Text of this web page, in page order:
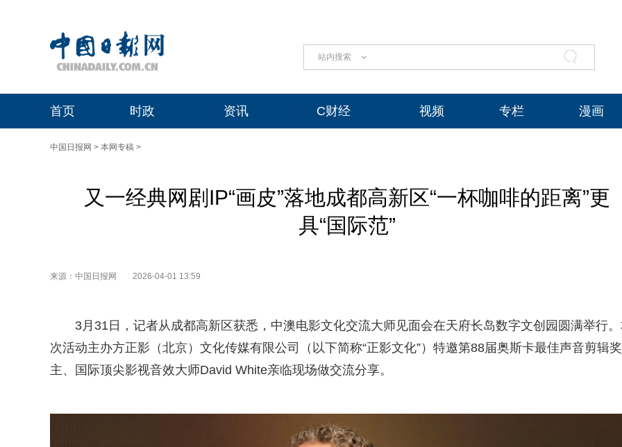
站内搜索
首页 时政 资讯 C财经 视频 专栏 漫画
中国日报网 > 本网专稿 >
又一经典网剧IP“画皮”落地成都高新区“一杯咖啡的距离”更
具“国际范”
来源：中国日报网 2026-04-01 13:59
3月31日，记者从成都高新区获悉，中澳电影文化交流大师见面会在天府长岛数字文创园圆满举行
次活动主办方正影（北京）文化传媒有限公司（以下简称“正影文化”）特邀第88届奥斯卡最佳声音剪辑
主、国际顶尖影视音效大师David White亲临现场做交流分享。